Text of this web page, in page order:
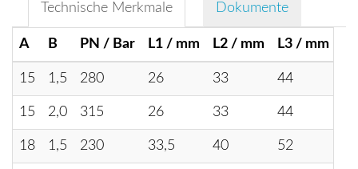
Technische Merkmale Dokumente
A B PN / Bar L1 / mm L2 / mm L3 / mm
15 1,5 280 26 33 44
15 2,0 315 26 33 44
18 1,5 230 33,5 40 52